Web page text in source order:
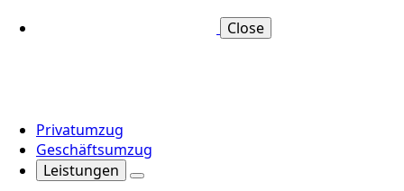
Close
Privatumzug
Geschäftsumzug
Leistungen